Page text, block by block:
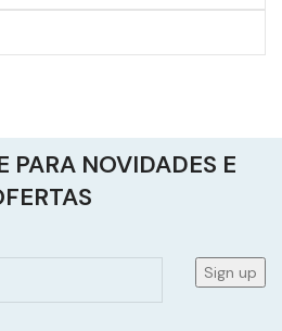
3
PARA NOVIDADES E